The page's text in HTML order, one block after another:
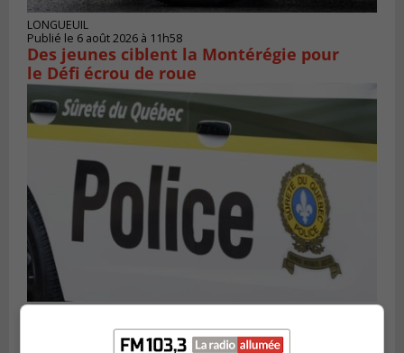
LONGUEUIL
Publié le 6 août 2026 à 11h58
Des jeunes ciblent la Montérégie pour
le Défi écrou de roue
La grenade du camping du lac Cristal était